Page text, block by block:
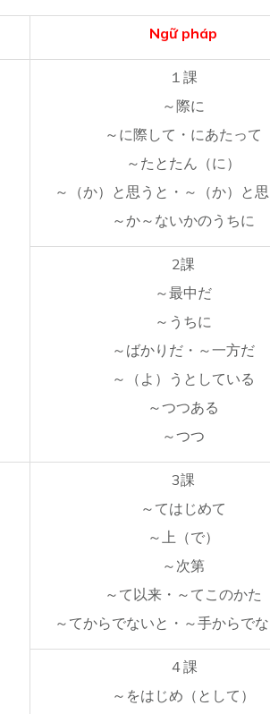
Ngữ pháp
１課
～際に
～に際して・にあたって
～たとたん（に）
～（か）と思うと・～（か）と
～か～ないかのうちに
2課
～最中だ
～うちに
～ばかりだ・～一方だ
～（よ）うとしている
～つつある
～つつ
3課
～てはじめて
～上（で）
～次第
～て以来・～てこのかた
～てからでないと・～手からで
４課
～をはじめ（として）